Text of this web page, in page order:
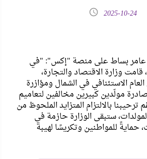
2025-10-24
عامر بساط على منصة "إكس": "في
وزارة الاقتصاد والتجارة،
الاستئنافي في الشمال ومؤازرة
مولّدين كبيرين مخالفين لتعاميم
بالالتزام المتزايد الملحوظ من
ستبقى الوزارة حازمة في
حمايةً للمواطنين وتكريسًا لهيبة